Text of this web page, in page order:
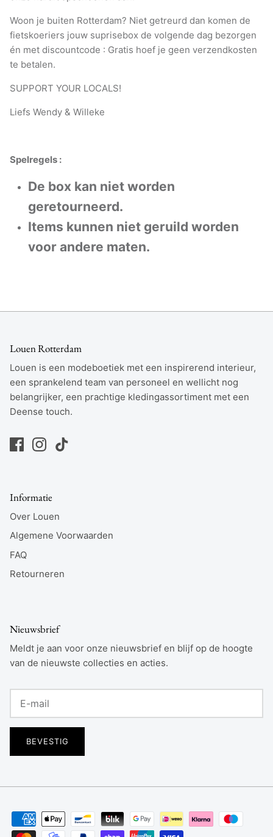
Woon je buiten Rotterdam? Niet getreurd dan komen de
fietskoeriers jouw suprisebox de volgende dag bezorgen
én met discountcode : Gratis hoef je geen verzendkosten
te betalen.
SUPPORT YOUR LOCALS!
Liefs Wendy & Willeke
Spelregels :
De box kan niet worden
geretourneerd.
Items kunnen niet geruild worden
voor andere maten.
Louen Rotterdam
Louen is een modeboetiek met een inspirerend interieur,
een sprankelend team van personeel en wellicht nog
belangrijker, een prachtige kledingassortiment met een
Deense touch.
Informatie
Over Louen
Algemene Voorwaarden
FAQ
Retourneren
Nieuwsbrief
Meldt je aan voor onze nieuwsbrief en blijf op de hoogte
van de nieuwste collecties en acties.
BEVESTIG